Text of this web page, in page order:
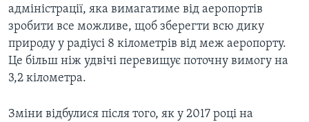
адміністрації, яка вимагатиме від аеропортів
зробити все можливе, щоб зберегти всю дику
природу у радіусі 8 кілометрів від меж аеропорту.
Це більш ніж удвічі перевищує поточну вимогу на
3,2 кілометра.
Зміни відбулися після того, як у 2017 році на